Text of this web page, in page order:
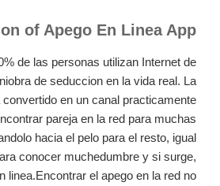
of Apego En Linea App
de las personas utilizan Internet de
de seduccion en la vida real. La
convertido en un canal practicamente
pareja en la red para muchas
hacia el pelo para el resto, igual
conocer muchedumbre y si surge,
linea.Encontrar el apego en la red no